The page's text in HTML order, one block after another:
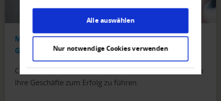
Alle auswählen
Nur notwendige Cookies verwenden
Mehr Sicherheit für Ihre internationalen
Geschäfte
Creditreform hilft Ihnen mit internationalen Auskünften
Ihre Geschäfte zum Erfolg zu führen.